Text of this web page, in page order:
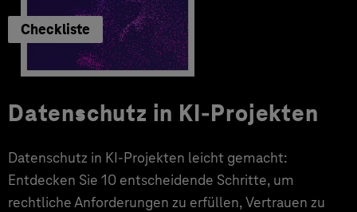
Checkliste
Datenschutz in KI-Projekten
Datenschutz in KI-Projekten leicht gemacht:
Entdecken Sie 10 entscheidende Schritte, um
rechtliche Anforderungen zu erfüllen, Vertrauen zu